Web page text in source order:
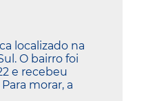
localizado na
O bairro foi
e recebeu
morar, a